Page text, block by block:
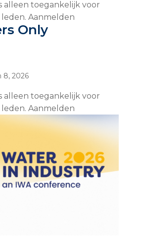
alleen toegankelijk voor
Aanmelden
Only
8, 2026
alleen toegankelijk voor
Aanmelden